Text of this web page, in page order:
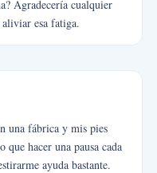
Agradecería cualquier
esa fatiga.
una fábrica y mis pies
hacer una pausa cada
ayuda bastante.